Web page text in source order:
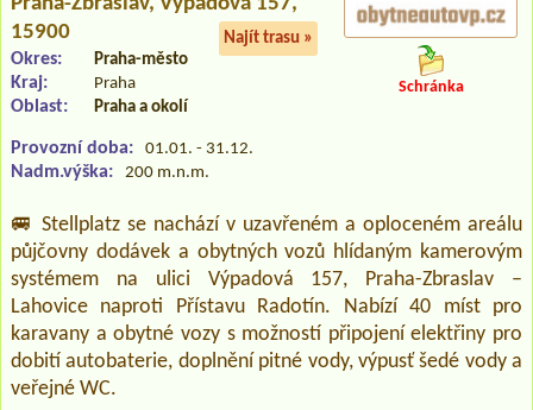
15900
Najít trasu »
Okres: Praha-město
Kraj: Praha
Oblast: Praha a okolí
Provozní doba: 01.01. - 31.12.
Nadm.výška: 200 m.n.m.
Schránka
🚐 Stellplatz se nachází v uzavřeném a oploceném areálu
půjčovny dodávek a obytných vozů hlídaným kamerovým
systémem na ulici Výpadová 157, Praha-Zbraslav –
Lahovice naproti Přístavu Radotín. Nabízí 40 míst pro
karavany a obytné vozy s možností připojení elektřiny pro
dobití autobaterie, doplnění pitné vody, výpusť šedé vody a
veřejné WC.